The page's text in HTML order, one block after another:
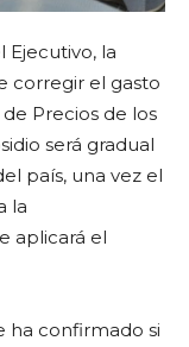
la
corregir el gasto
Precios de los
será gradual
país, una vez el
la
aplicará el
ha confirmado si